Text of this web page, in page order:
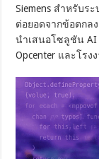
Siemens สำหรับร
ต่อยอดจากข้อตกล
นำเสนอโซลูชัน AI
Opcenter และโรง